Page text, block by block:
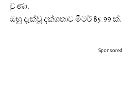
වුණා.
ඔහු දැක්වූ දක්ශතාව මීටර් 85.99 ක්.
Sponsored